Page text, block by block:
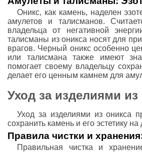
Оникс, как камень, наделен
амулетов и талисманов.
владельца от негативной
талисманы из оникса носят для
врагов. Черный оникс особенно
или талисмана также имеют
помогает своему владельцу
делает его ценным камнем для
Уход за изделиями
Уход за изделиями из оникса
сохранить камень и его эстетику на
Правила чистки и
Правильная чистка и